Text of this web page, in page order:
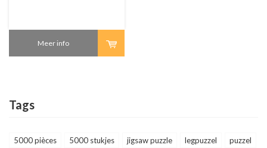
Meer info
Tags
5000 pièces 5000 stukjes jigsaw puzzle legpuzzel puzzel